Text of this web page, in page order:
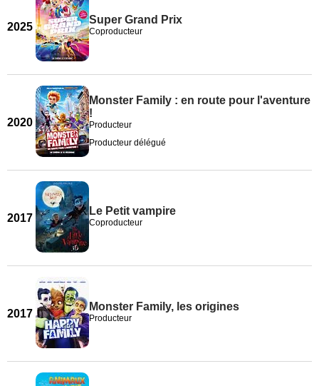
2025
Super Grand Prix
Coproducteur
2020
Monster Family : en route pour l'aventure
!
Producteur
Producteur délégué
2017
Le Petit vampire
Coproducteur
2017
Monster Family, les origines
Producteur